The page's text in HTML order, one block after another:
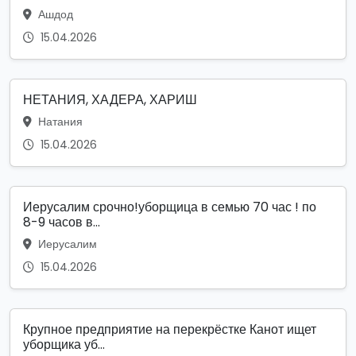
Ашдод
15.04.2026
НЕТАНИЯ, ХАДЕРА, ХАРИШ
Натания
15.04.2026
Иерусалим срочно!уборщица в семью 70 час ! по
8-9 часов в...
Иерусалим
15.04.2026
Крупное предприятие на перекрёстке Канот ищет
уборщика уб...